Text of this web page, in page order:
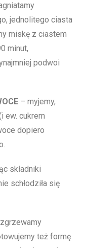
jednolitego ciasta
miskę z ciastem
minut,
podwoi
– myjemy,
ew. cukrem
dopiero
składniki
schłodziła się
też formę